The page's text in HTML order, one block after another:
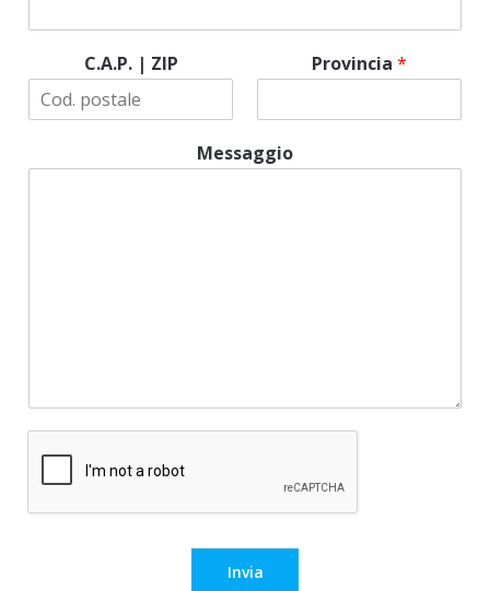
C.A.P. | ZIP Provincia *
Messaggio
Invia